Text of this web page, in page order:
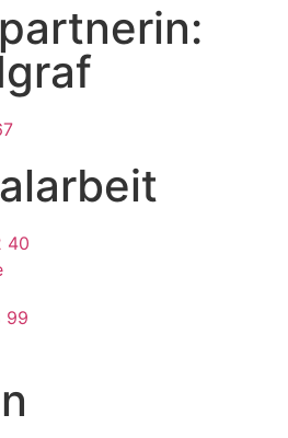
40
99